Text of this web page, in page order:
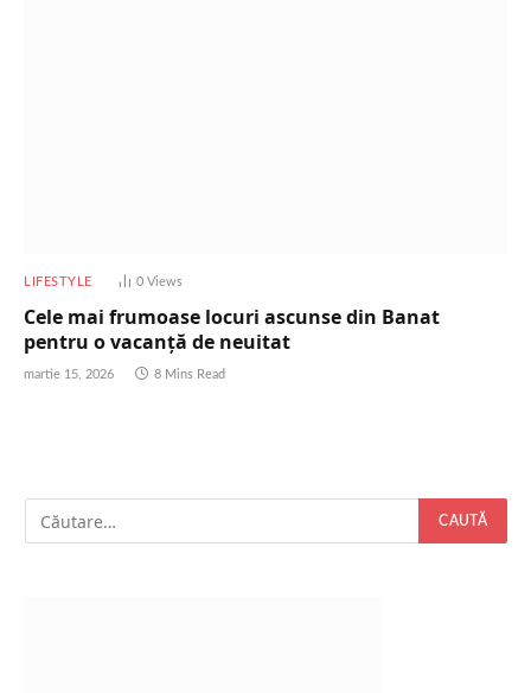
LIFESTYLE 0 Views
Cele mai frumoase locuri ascunse din Banat
pentru o vacanță de neuitat
martie 15, 2026 8 Mins Read